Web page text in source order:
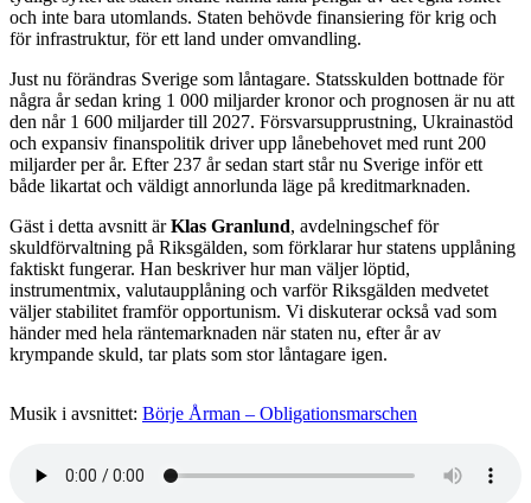
och inte bara utomlands. Staten behövde finansiering för krig och
för infrastruktur, för ett land under omvandling.
Just nu förändras Sverige som låntagare. Statsskulden bottnade för
några år sedan kring 1 000 miljarder kronor och prognosen är nu att
den når 1 600 miljarder till 2027. Försvarsupprustning, Ukrainastöd
och expansiv finanspolitik driver upp lånebehovet med runt 200
miljarder per år. Efter 237 år sedan start står nu Sverige inför ett
både likartat och väldigt annorlunda läge på kreditmarknaden.
Gäst i detta avsnitt ärKlas Granlund, avdelningschef för
skuldförvaltning på Riksgälden, som förklarar hur statens upplåning
faktiskt fungerar. Han beskriver hur man väljer löptid,
instrumentmix, valutaupplåning och varför Riksgälden medvetet
väljer stabilitet framför opportunism. Vi diskuterar också vad som
händer med hela räntemarknaden när staten nu, efter år av
krympande skuld, tar plats som stor låntagare igen.
Musik i avsnittet: Börje Årman – Obligationsmarschen